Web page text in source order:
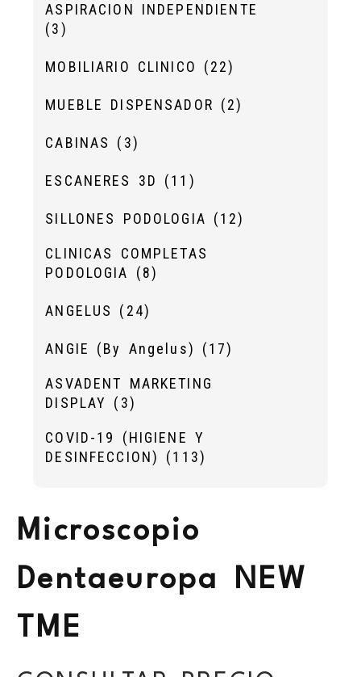
ASPIRACION INDEPENDIENTE
(3)
MOBILIARIO CLINICO (22)
MUEBLE DISPENSADOR (2)
CABINAS (3)
ESCANERES 3D (11)
SILLONES PODOLOGIA (12)
CLINICAS COMPLETAS
PODOLOGIA (8)
ANGELUS (24)
ANGIE (By Angelus) (17)
ASVADENT MARKETING
DISPLAY (3)
COVID-19 (HIGIENE Y
DESINFECCION) (113)
Microscopio
Dentaeuropa NEW
TME